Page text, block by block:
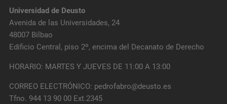
Universidad de Deusto
Avenida de las Universidades, 24
48007 Bilbao
Edificio Central, piso 2º, encima del Decanato de Derecho
HORARIO: MARTES Y JUEVES DE 11:00 A 13:00
CORREO ELECTRÓNICO: pedrofabro@deusto.es
Tfno. 944 13 90 00 Ext.2345